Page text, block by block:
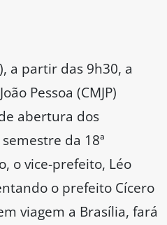
a partir das 9h30, a
Pessoa (CMJP)
abertura dos
da 18ª
o vice-prefeito, Léo
o prefeito Cícero
viagem a Brasília, fará